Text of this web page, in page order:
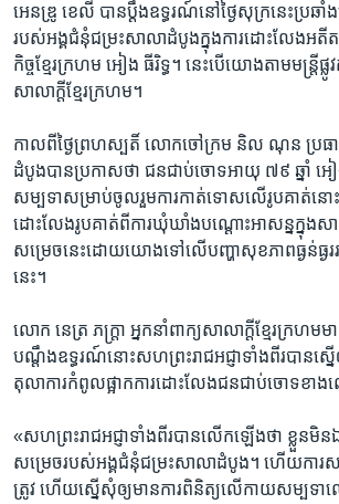
ទំព័រ​
ស្វែង​
រក
ភាសា
អេនឌ្រូ ខេលី​ បាន​ប្ដឹង​ឧទ្ធរណ៍​នៅ​ថ្ងៃ​សុក្រ​នេះ​ប្រឆ
របស់​អង្គ​ជំនុំ​ជម្រះ​សាលាដំបូង​ក្នុង​ការ​ដោះលែង​អតីត​
កិច្ច​ខ្មែរ​ក្រហម​ អៀង ធីរិទ្ធ។​ នេះ​បើ​យោង​តាម​មន្ដ្រី​ផ្
សាលាក្ដី​ខ្មែរ​ក្រហម។
កាល​ពី​ថ្ងៃ​ព្រហស្បតិ៍​ លោក​ចៅក្រម​ និល ណុន​ ប្រធា
ដំបូង​បាន​ប្រកាស​ថា​ ជន​ជាប់​ចោទ​អាយុ​ ៧៩​ ឆ្នាំ​ អៀ
សម្បទា​សម្រាប់​ចូល​រួម​ការ​កាត់ទោស​លើ​រូប​គាត់​នោះ​
ដោះលែង​រូប​គាត់​ពី​ការ​ឃុំ​ឃាំង​បណ្ដោះអាសន្ន​ក្នុង​សាល
សម្រេច​នេះ​ដោយ​យោង​ទៅ​លើ​បញ្ហា​សុខភាព​ធ្ងន់ធ្ង
នេះ។
លោក​ នេត្រ ភក្ដ្រា​ អ្នក​នាំ​ពាក្យ​សាលាក្ដី​ខ្មែរ​ក្រហ
បណ្ដឹង​ឧទ្ធរណ៍​នោះ​សហ​ព្រះ​រាជអជ្ញា​ទាំង​ពីរ​បាន​ស្នើ​
តុលាការ​កំពូល​ផ្អាក​ការ​ដោះលែង​ជន​ជាប់​ចោទ​ខាង​ល
«សហ​ព្រះ​រាជអជ្ញា​ទាំង​ពីរ​បាន​លើក​ឡើង​ថា​ ខ្លួន​មិន​
សម្រេច​របស់​អង្គ​ជំនុំ​ជម្រះ​សាលាដំបូង។​ ហើយ​ការ​
ត្រូវ​ ហើយ​ស្នើ​សុំ​ឲ្យ​មាន​ការ​ពិនិត្យ​លើ​កាយ​សម្បទា​